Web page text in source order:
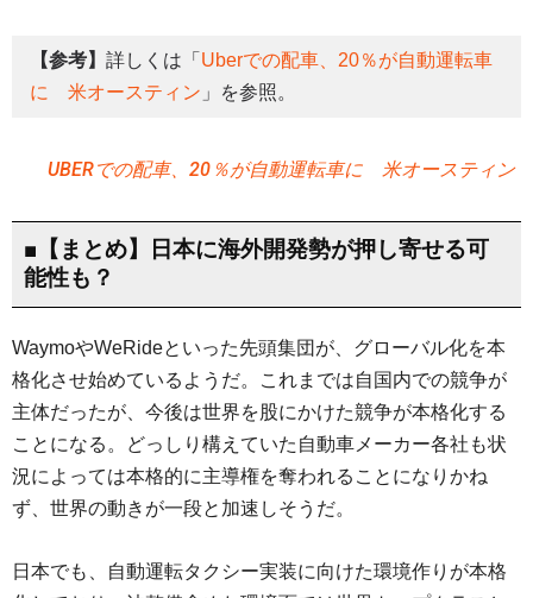
【参考】 詳しくは「 Uberでの配車、20％が自動運転車
に 米オースティン 」を参照。
UBERでの配車、20％が自動運転車に 米オースティン
■【まとめ】日本に海外開発勢が押し寄せる可
能性も？
WaymoやWeRideといった先頭集団が、グローバル化を本
格化させ始めているようだ。これまでは自国内での競争が
主体だったが、今後は世界を股にかけた競争が本格化する
ことになる。どっしり構えていた自動車メーカー各社も状
況によっては本格的に主導権を奪われることになりかね
ず、世界の動きが一段と加速しそうだ。
日本でも、自動運転タクシー実装に向けた環境作りが本格